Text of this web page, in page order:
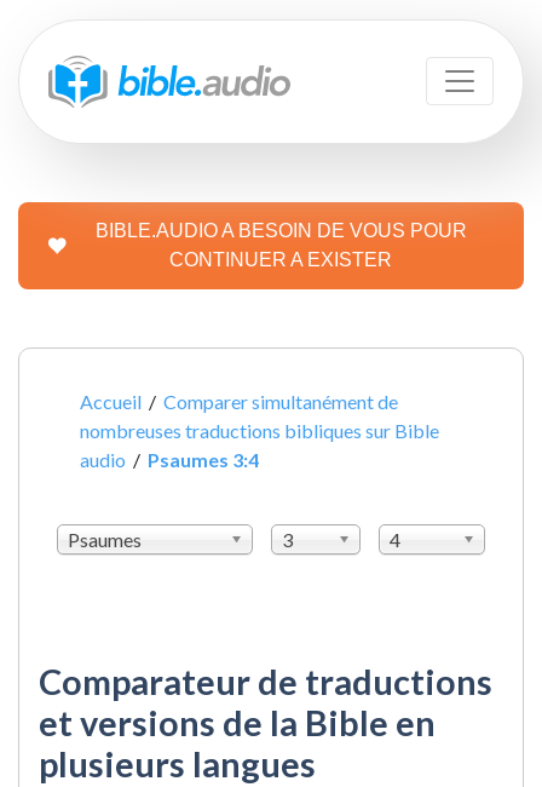
BIBLE.AUDIO A BESOIN DE VOUS POUR
CONTINUER A EXISTER
Accueil /Comparer simultanément de
nombreuses traductions bibliques sur Bible
audio / Psaumes 3:4
Psaumes 3 4
Comparateur de traductions
et versions de la Bible en
plusieurs langues